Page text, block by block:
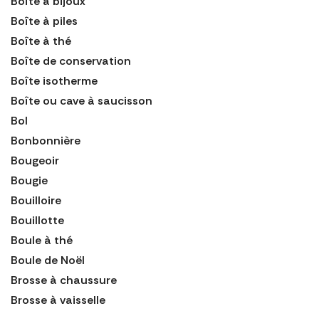
Boîte à piles
Boîte à thé
Boîte de conservation
Boîte isotherme
Boîte ou cave à saucisson
Bol
Bonbonnière
Bougeoir
Bougie
Bouilloire
Bouillotte
Boule à thé
Boule de Noël
Brosse à chaussure
Brosse à vaisselle